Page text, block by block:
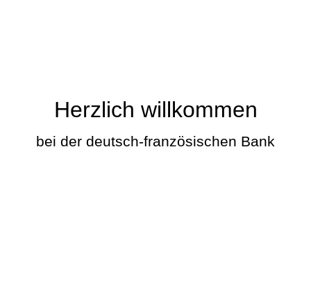
Herzlich willkommen
bei der deutsch-französischen Bank